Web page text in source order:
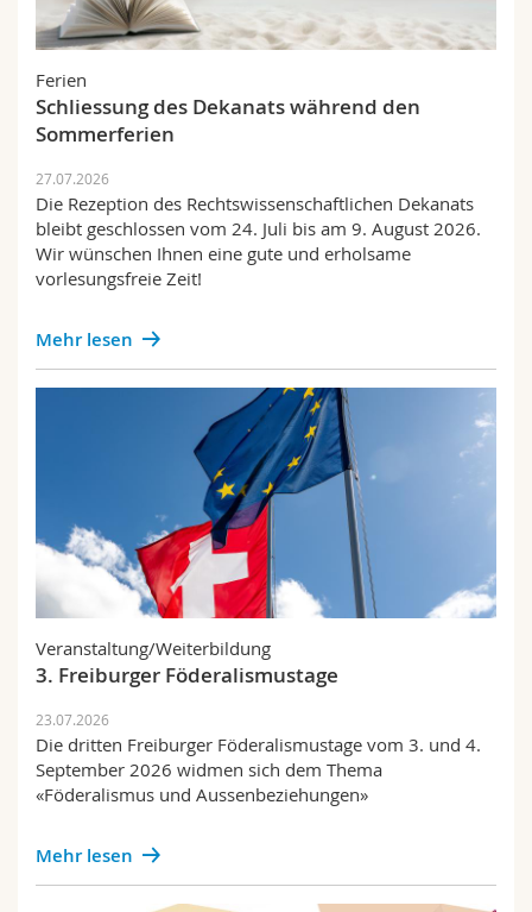
Math.-Nat. und Med. Fak.
Interfakultär
Mitarbeitende
Doktorierende
Webmail
Vorlesungsverzeichnis
MyUnifr
Personelles
Preise und Auszeichnungen
Forschung
Success stories
Wissenschaft und Gesellschaft
Prüfungen
Weiterbildung
Publikationen
Alumni IUS Frilex
Fachschaft
Ferien
Schliessung des Dekanats während den
Sommerferien
27.07.2026
Die Rezeption des Rechtswissenschaftlichen Dekanats
bleibt geschlossen vom 24. Juli bis am 9. August 2026.
Wir wünschen Ihnen eine gute und erholsame
vorlesungsfreie Zeit!
Mehr lesen
Veranstaltung/Weiterbildung
3. Freiburger Föderalismustage
23.07.2026
Die dritten Freiburger Föderalismustage vom 3. und 4.
September 2026 widmen sich dem Thema
«Föderalismus und Aussenbeziehungen»
Mehr lesen